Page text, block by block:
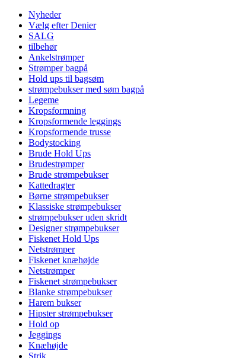
Nyheder
Vælg efter Denier
SALG
tilbehør
Ankelstrømper
Strømper bagpå
Hold ups til bagsøm
strømpebukser med søm bagpå
Legeme
Kropsformning
Kropsformende leggings
Kropsformende trusse
Bodystocking
Brude Hold Ups
Brudestrømper
Brude strømpebukser
Kattedragter
Børne strømpebukser
Klassiske strømpebukser
strømpebukser uden skridt
Designer strømpebukser
Fiskenet Hold Ups
Netstrømper
Fiskenet knæhøjde
Netstrømper
Fiskenet strømpebukser
Blanke strømpebukser
Harem bukser
Hipster strømpebukser
Hold op
Jeggings
Knæhøjde
Strik